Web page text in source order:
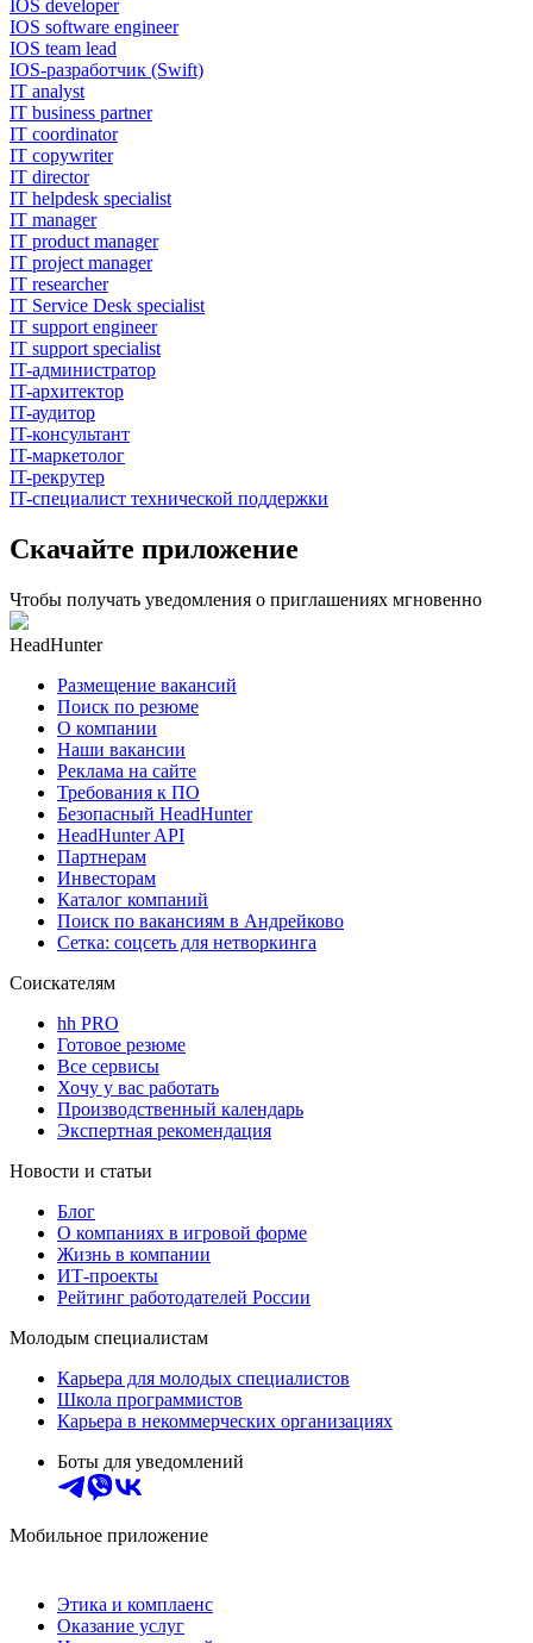
IOS developer
IOS software engineer
IOS team lead
IOS-разработчик (Swift)
IT analyst
IT business partner
IT coordinator
IT copywriter
IT director
IT helpdesk specialist
IT manager
IT product manager
IT project manager
IT researcher
IT Service Desk specialist
IT support engineer
IT support specialist
IT-администратор
IT-архитектор
IT-аудитор
IT-консультант
IT-маркетолог
IT-рекрутер
IT-специалист технической поддержки
Скачайте приложение
Чтобы получать уведомления о приглашениях мгновенно
HeadHunter
Размещение вакансий
Поиск по резюме
О компании
Наши вакансии
Реклама на сайте
Требования к ПО
Безопасный HeadHunter
HeadHunter API
Партнерам
Инвесторам
Каталог компаний
Поиск по вакансиям в Андрейково
Сетка: соцсеть для нетворкинга
Соискателям
hh PRO
Готовое резюме
Все сервисы
Хочу у вас работать
Производственный календарь
Экспертная рекомендация
Новости и статьи
Блог
О компаниях в игровой форме
Жизнь в компании
ИТ-проекты
Рейтинг работодателей России
Молодым специалистам
Карьера для молодых специалистов
Школа программистов
Карьера в некоммерческих организациях
Боты для уведомлений
Мобильное приложение
Этика и комплаенс
Оказание услуг